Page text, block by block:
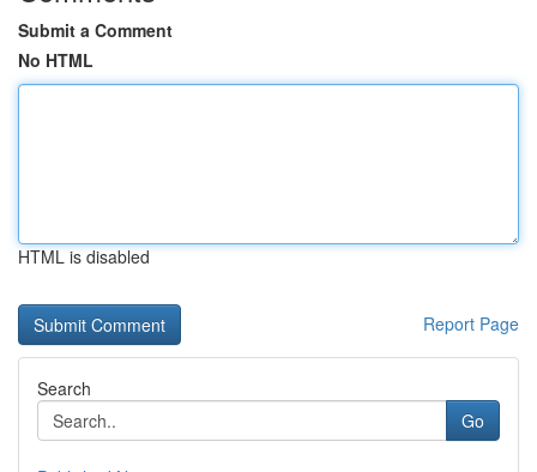
Submit a Comment
No HTML
HTML is disabled
Report Page
Search
Go